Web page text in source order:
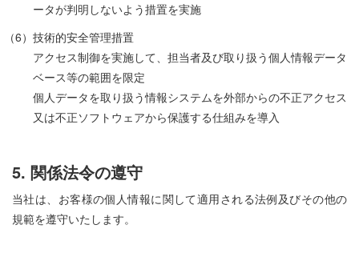
ータが判明しないよう措置を実施
（6）技術的安全管理措置
アクセス制御を実施して、担当者及び取り扱う個人情報データ
ベース等の範囲を限定
個人データを取り扱う情報システムを外部からの不正アクセス
又は不正ソフトウェアから保護する仕組みを導入
5. 関係法令の遵守
当社は、お客様の個人情報に関して適用される法例及びその他の
規範を遵守いたします。